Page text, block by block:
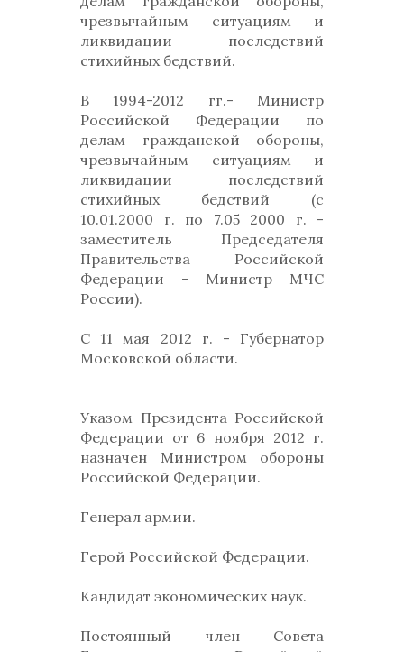
чрезвычайным ситуациям и
ликвидации последствий
стихийных бедствий.
В 1994-2012 гг.- Министр
Российской Федерации по
делам гражданской обороны,
чрезвычайным ситуациям и
ликвидации последствий
стихийных бедствий (с
10.01.2000 г. по 7.05 2000 г. -
заместитель Председателя
Правительства Российской
Федерации - Министр МЧС
России).
С 11 мая 2012 г. - Губернатор
Московской области.
Указом Президента Российской
Федерации от 6 ноября 2012 г.
назначен Министром обороны
Российской Федерации.
Генерал армии.
Герой Российской Федерации.
Кандидат экономических наук.
Постоянный член Совета